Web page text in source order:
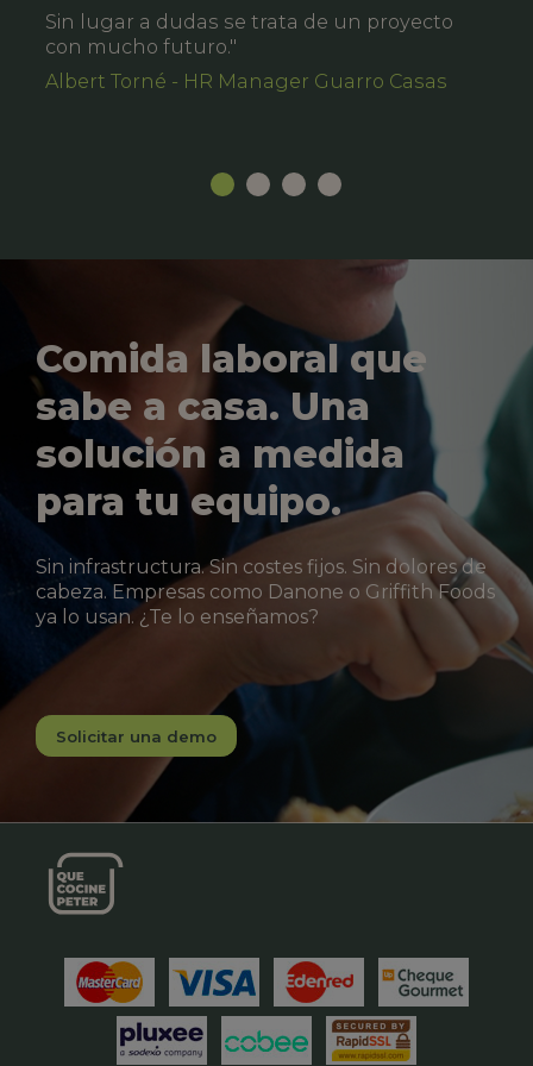
Sin lugar a dudas se trata de un proyecto
con mucho futuro."
Albert Torné - HR Manager Guarro Casas
Comida laboral que
sabe a casa. Una
solución a medida
para tu equipo.
Sin infrastructura. Sin costes fijos. Sin dolores de
cabeza. Empresas como Danone o Griffith Foods
ya lo usan. ¿Te lo enseñamos?
Solicitar una demo